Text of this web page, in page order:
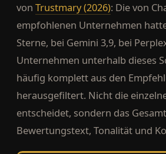
von Trustmary (2026): Die von
empfohlenen Unternehmen
Sterne, bei Gemini 3,9, bei
Unternehmen unterhalb dieses
häufig komplett aus den
herausgefiltert. Nicht die
entscheidet, sondern das
Bewertungstext, Tonalität und